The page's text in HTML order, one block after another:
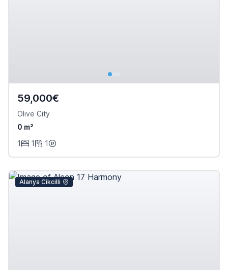
59,000€
Olive City
0 m²
1
1 1
Alanya Cikcilli